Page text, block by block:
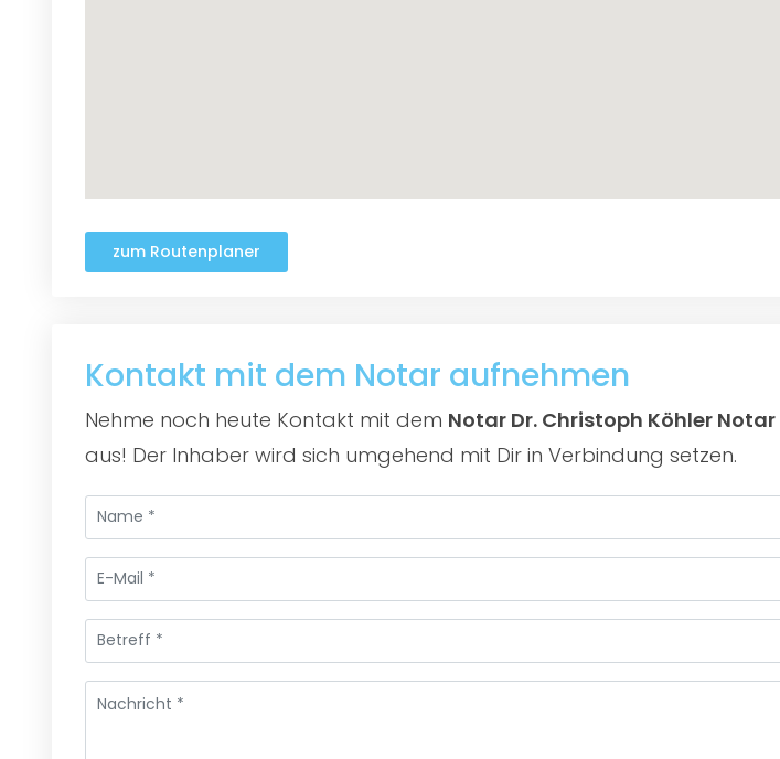
zum Routenplaner
Kontakt mit dem Notar aufnehmen
Nehme noch heute Kontakt mit dem Notar Dr. Christoph Köhler Notar
aus! Der Inhaber wird sich umgehend mit Dir in Verbindung setzen.